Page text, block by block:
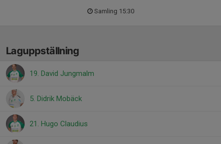
Samling 15:30
Laguppställning
19. David Jungmalm
5. Didrik Mobäck
21. Hugo Claudius